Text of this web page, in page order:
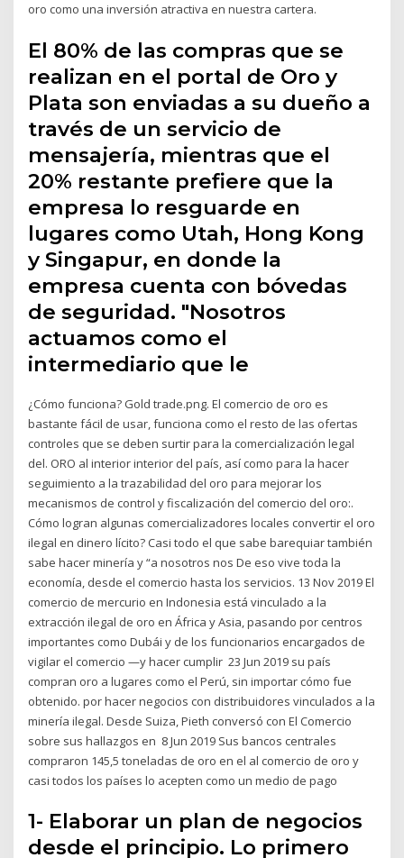
oro como una inversión atractiva en nuestra cartera.
El 80% de las compras que se
realizan en el portal de Oro y
Plata son enviadas a su dueño a
través de un servicio de
mensajería, mientras que el
20% restante prefiere que la
empresa lo resguarde en
lugares como Utah, Hong Kong
y Singapur, en donde la
empresa cuenta con bóvedas
de seguridad. "Nosotros
actuamos como el
intermediario que le
¿Cómo funciona? Gold trade.png. El comercio de oro es
bastante fácil de usar, funciona como el resto de las ofertas
controles que se deben surtir para la comercialización legal
del. ORO al interior interior del país, así como para la hacer
seguimiento a la trazabilidad del oro para mejorar los
mecanismos de control y fiscalización del comercio del oro:.
Cómo logran algunas comercializadores locales convertir el oro
ilegal en dinero lícito? Casi todo el que sabe barequiar también
sabe hacer minería y “a nosotros nos De eso vive toda la
economía, desde el comercio hasta los servicios. 13 Nov 2019 El
comercio de mercurio en Indonesia está vinculado a la
extracción ilegal de oro en África y Asia, pasando por centros
importantes como Dubái y de los funcionarios encargados de
vigilar el comercio —y hacer cumplir 23 Jun 2019 su país
compran oro a lugares como el Perú, sin importar cómo fue
obtenido. por hacer negocios con distribuidores vinculados a la
minería ilegal. Desde Suiza, Pieth conversó con El Comercio
sobre sus hallazgos en 8 Jun 2019 Sus bancos centrales
compraron 145,5 toneladas de oro en el al comercio de oro y
casi todos los países lo acepten como un medio de pago
1- Elaborar un plan de negocios
desde el principio. Lo primero